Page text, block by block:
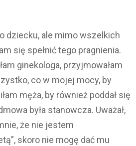
dziecku, ale mimo wszelkich
się spełnić tego pragnienia.
ginekologa, przyjmowałam
co w mojej mocy, by
męża, by również poddał się
była stanowcza. Uważał,
że nie jestem
skoro nie mogę dać mu